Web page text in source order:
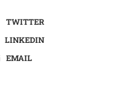
TWITTER
LINKEDIN
EMAIL